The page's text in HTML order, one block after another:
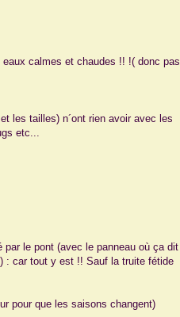
calmes et chaudes !! !( donc pas
les tailles) n´ont rien avoir avec les
etc...
le pont (avec le panneau où ça dit
: car tout y est !! Sauf la truite fétide
pour que les saisons changent)